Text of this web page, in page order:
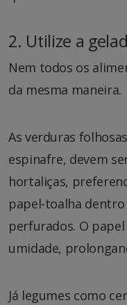
2. Utilize a
Nem todos os
da mesma maneira.
As verduras
espinafre, devem
hortaliças,
papel-toalha
perfurados. O
umidade,
Já legumes como